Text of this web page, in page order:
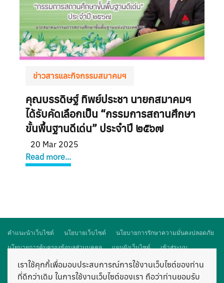
ข่าวสารและกิจกรรมสมาคมฯ
คุณบรรดิษฐ์ ทิพย์ประชา นายกสมาคมฯ
ได้รับคัดเลือกเป็น “กรรมการสถานศึกษา
ขั้นพื้นฐานดีเด่น” ประจำปี ๒๕๖๗
20 Mar 2025
Read more...
คำแนะนำเว็บไซต์ นโยบายเว็บไซต์
นโยบายการรักษาความมั่นคงปลอดภัย
นโยบายการคุ้มครองข้อมูลส่วนบุคคล
แผนผังเว็บไซต์ เข้าสู่ระบบ
เว็บไซต์นี้ เป็นเว็บไซต์สมาคมผู้ปกครองและครูโรงเรียนสามเสนวิทยาลัย จัดตั้งขึ้น
เราใช้คุกกี้เพื่อมอบประสบการณ์การใช้งานเว็บไซต์ของท่าน
ที่ดีกว่าเดิม ในการใช้งานเว็บไซต์ของเรา ถือว่าท่านยอมรับ